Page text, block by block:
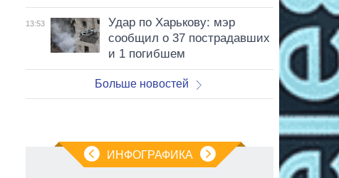
13:53
Удар по Харькову: мэр
сообщил о 37 пострадавших
и 1 погибшем
Больше новостей
ИНФОГРАФИКА